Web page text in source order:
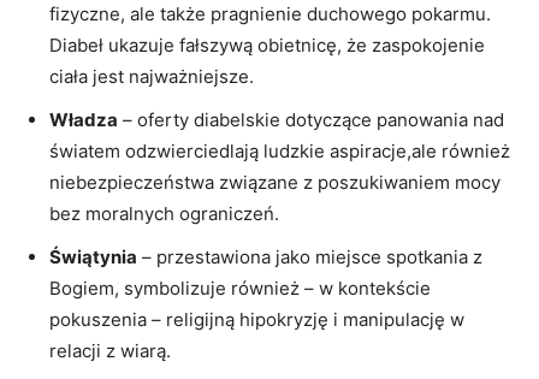
fizyczne, ale ⁢także pragnienie⁤ duchowego pokarmu.
Diabeł⁣ ukazuje fałszywą obietnicę,​ że zaspokojenie
⁣ciała​ jest najważniejsze.
Władza – oferty diabelskie dotyczące ‌panowania nad
światem odzwierciedlają‌ ludzkie aspiracje,ale również
⁤niebezpieczeństwa związane z poszukiwaniem mocy
bez moralnych ograniczeń.
Świątynia – przestawiona jako miejsce spotkania z
Bogiem, symbolizuje⁤ również – w kontekście
pokuszenia – religijną hipokryzję ⁤i manipulację w
relacji z⁢ wiarą.